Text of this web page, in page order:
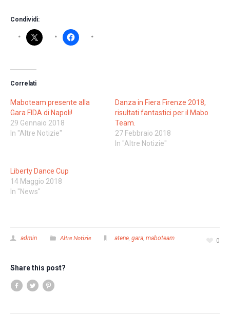
Condividi:
Correlati
Maboteam presente alla
Gara FIDA di Napoli!
29 Gennaio 2018
In "Altre Notizie"
Danza in Fiera Firenze 2018,
risultati fantastici per il Mabo
Team.
27 Febbraio 2018
In "Altre Notizie"
Liberty Dance Cup
14 Maggio 2018
In "News"
0
admin Altre Notizie atene, gara, maboteam
Share this post?